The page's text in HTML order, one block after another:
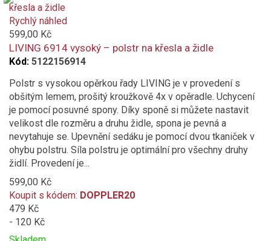
is
added
to
compare
Rychlý náhled
599,00 Kč
LIVING 6914 vysoký – polstr na křesla a židle
Kód: 5122156914
Polstr s vysokou opěrkou řady LIVING je v provedení s
obšitým lemem, prošitý kroužkově 4x v opěradle. Uchycení
je pomocí posuvné spony. Díky sponě si můžete nastavit
velikost dle rozměru a druhu židle, spona je pevná a
nevytahuje se. Upevnění sedáku je pomocí dvou tkaniček v
ohybu polstru. Síla polstru je optimální pro všechny druhy
židlí. Provedení je...
599,00 Kč
Koupit s kódem: DOPPLER20
479 Kč
- 120 Kč